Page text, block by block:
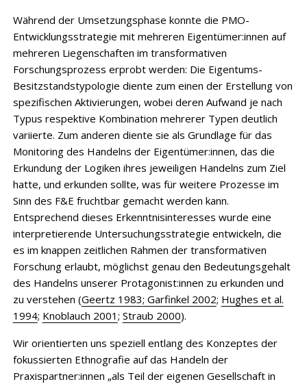
Während der Umsetzungsphase konnte die PMO-
Entwicklungsstrategie mit mehreren Eigentümer:innen auf
mehreren Liegenschaften im transformativen
Forschungsprozess erprobt werden: Die Eigentums-
Besitzstandstypologie diente zum einen der Erstellung von
spezifischen Aktivierungen, wobei deren Aufwand je nach
Typus respektive Kombination mehrerer Typen deutlich
variierte. Zum anderen diente sie als Grundlage für das
Monitoring des Handelns der Eigentümer:innen, das die
Erkundung der Logiken ihres jeweiligen Handelns zum Ziel
hatte, und erkunden sollte, was für weitere Prozesse im
Sinn des F&E fruchtbar gemacht werden kann.
Entsprechend dieses Erkenntnisinteresses wurde eine
interpretierende Untersuchungsstrategie entwickeln, die
es im knappen zeitlichen Rahmen der transformativen
Forschung erlaubt, möglichst genau den Bedeutungsgehalt
des Handelns unserer Protagonist:innen zu erkunden und
zu verstehen (Geertz 1983; Garfinkel 2002; Hughes et al.
1994; Knoblauch 2001 ; Straub 2000).
Wir orientierten uns speziell entlang des Konzeptes der
fokussierten Ethnografie auf das Handeln der
Praxispartner:innen „als Teil der eigenen Gesellschaft in